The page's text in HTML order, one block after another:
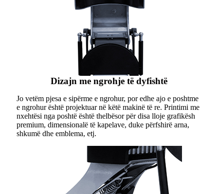
Dizajn me ngrohje të dyfishtë
Jo vetëm pjesa e sipërme e ngrohur, por edhe ajo e poshtme
e ngrohur është projektuar në këtë makinë të re. Printimi me
nxehtësi nga poshtë është thelbësor për disa lloje grafikësh
premium, dimensionalë të kapelave, duke përfshirë arna,
shkumë dhe emblema, etj.